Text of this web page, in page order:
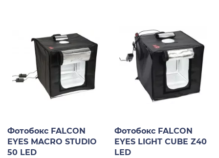
Фотобокс FALCON
EYES MACRO STUDIO
50 LED
Фотобокс FALCON
EYES LIGHT CUBE Z40
LED